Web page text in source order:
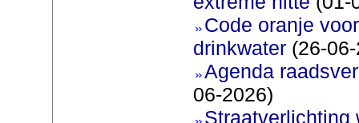
Code oranje
drinkwater(26-06-
Agenda
06-2026)
Straatverlichting